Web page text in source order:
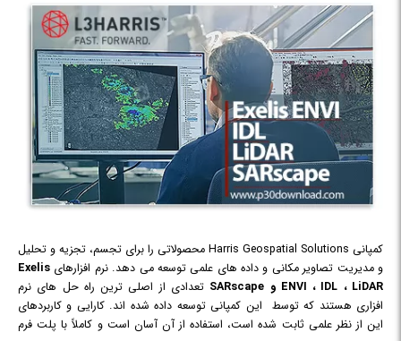
کمپانی Harris Geospatial Solutions محصولاتی را برای تجسم، تجزیه و تحلیل
و مدیریت تصاویر مکانی و داده های علمی توسعه می دهد. نرم افزارهای Exelis
ENVI ، IDL ، LiDAR و SARscape
تعدادی از اصلی ترین راه حل های نرم
افزاری هستند که توسط این کمپانی توسعه داده شده اند. کارایی و کاربردهای
این از نظر علمی ثابت شده است، استفاده از آن آسان است و کاملاً با پلت فرم